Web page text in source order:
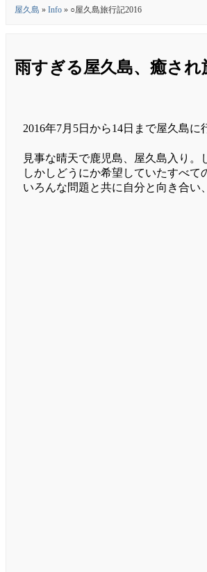
屋久島 » Info » ○屋久島旅行記2016
雨すぎる屋久島、癒され
2016年7月5日から14日まで屋久島に
見事な晴天で鹿児島、屋久島入り。
しかしどうにか希望していたすべて
いろんな問題と共に自分と向き合い